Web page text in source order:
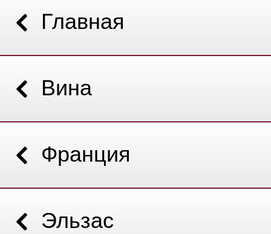
Главная
Вина
Франция
Эльзас